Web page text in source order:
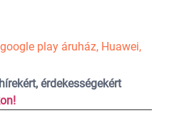
google play áruház, Huawei,
érdekességekért